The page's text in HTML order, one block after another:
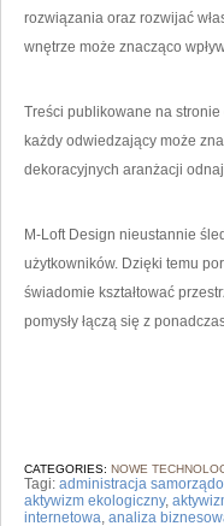
rozwiązania oraz rozwijać
wnętrze może znacząco
Treści publikowane na
każdy odwiedzający może
dekoracyjnych aranżacji
M-Loft Design nieustannie
użytkowników. Dzięki temu
świadomie kształtować
pomysły łączą się z
CATEGORIES: NOWE
Tagi: administracja
aktywizm ekologiczny,
internetowa, analiza